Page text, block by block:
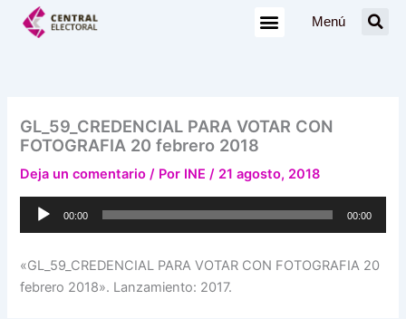
Menú
GL_59_CREDENCIAL PARA VOTAR CON
FOTOGRAFIA 20 febrero 2018
Deja un comentario / Por INE/ 21 agosto, 2018
Reproductor
00:00 00:00
«GL_59_CREDENCIAL PARA VOTAR CON FOTOGRAFIA 20
febrero 2018». Lanzamiento: 2017.